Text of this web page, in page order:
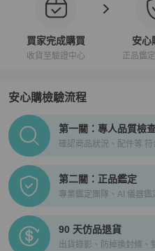
買家完成購買
收貨至驗證中心
安心
正品鑑
安心購檢驗流程
PopChill拍拍圈正品驗證、安
第一關：專人品質檢
確認商品狀況、配件等 符
第二關：正品鑑定
專業鑑定團隊、AI 儀器鑑
90 天仿品退貨
出貨錄影、防掉換封條、